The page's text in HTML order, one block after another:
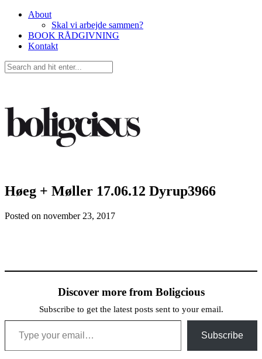
About
Skal vi arbejde sammen?
BOOK RÅDGIVNING
Kontakt
Høeg + Møller 17.06.12 Dyrup3966
Posted on november 23, 2017
Discover more from Boligcious
Subscribe to get the latest posts sent to your email.
Type your email…
Subscribe